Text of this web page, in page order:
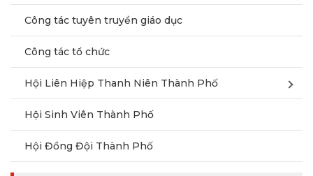
Công tác tuyên truyền giáo dục
Công tác tổ chức
Hội Liên Hiệp Thanh Niên Thành Phố
Hội Sinh Viên Thành Phố
Hội Đồng Đội Thành Phố